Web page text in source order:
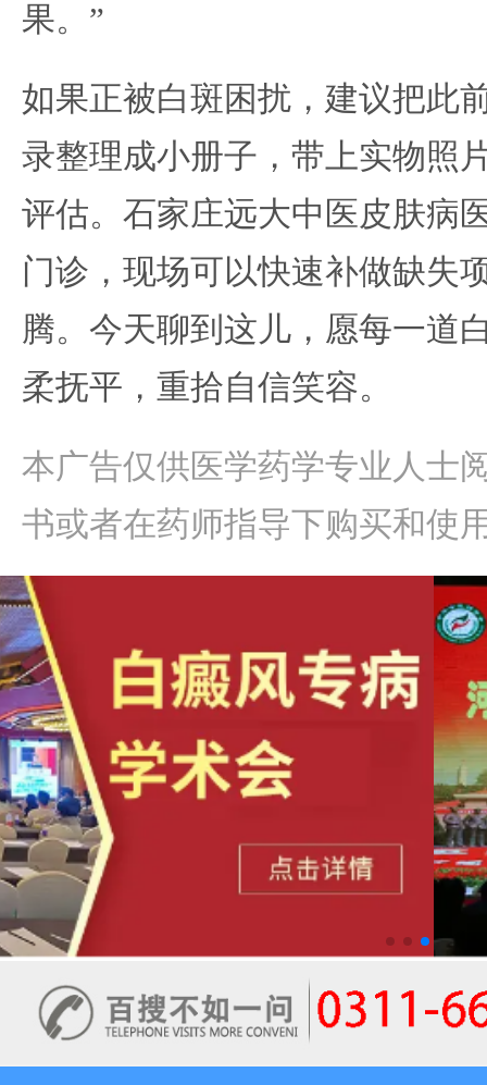
果。”
如果正被白斑困扰，建议把此
录整理成小册子，带上实物照
评估。石家庄远大中医皮肤病
门诊，现场可以快速补做缺失
腾。今天聊到这儿，愿每一道
柔抚平，重拾自信笑容。
本广告仅供医学药学专业人士
书或者在药师指导下购买和使